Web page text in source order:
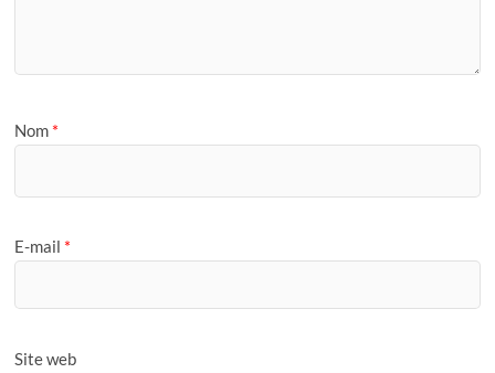
Nom *
E-mail *
Site web